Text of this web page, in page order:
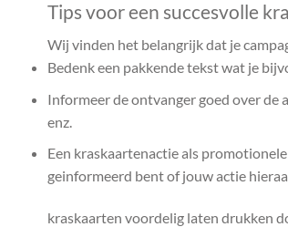
Tips voor een succesvolle
Wij vinden het belangrijk dat je
Bedenk een pakkende tekst wat je
Informeer de ontvanger goed over de
enz.
Een kraskaartenactie als
geinformeerd bent of jouw actie
kraskaarten voordelig laten drukken